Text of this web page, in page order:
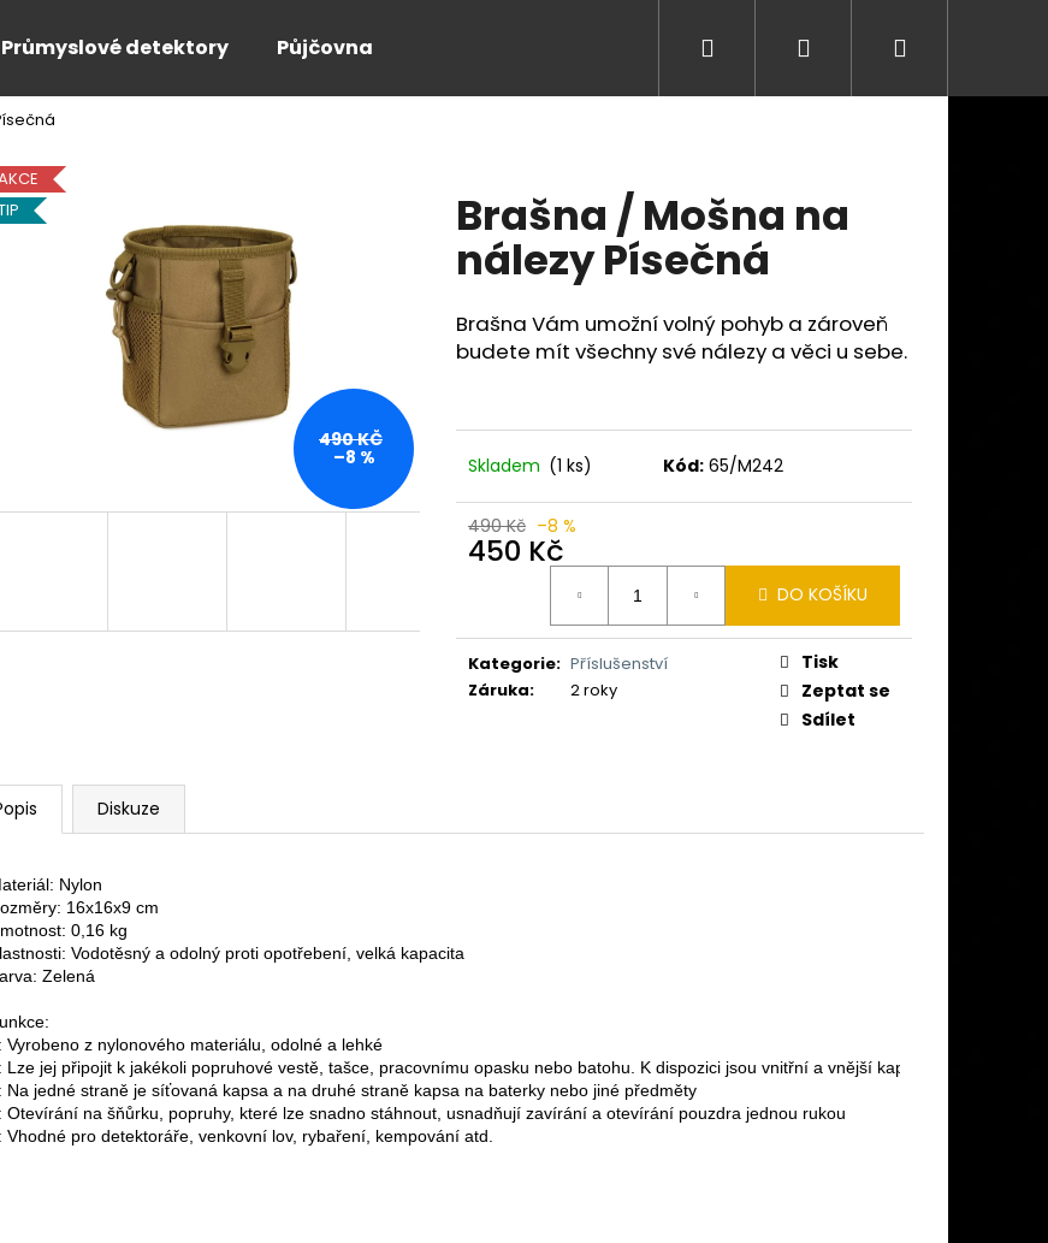
Průmyslové detektory Půjčovna Přihlášení
Brašna / Mošna na
nálezy Písečná
Brašna Vám umožní volný pohyb a zároveň
budete mít všechny své nálezy a věci u sebe.
Skladem (1 ks) Kód: 65/M242
490 Kč –8 %
450 Kč
DO KOŠÍKU
Kategorie: Příslušenství
Záruka: 2 roky
Tisk
Zeptat se
Sdílet
490 KČ
–8 %
Diskuze
Nylon
16x16x9 cm
0,16 kg
Vodotěsný a odolný proti opotřebení, velká kapacita
Zelená
Vyrobeno z nylonového materiálu, odolné a lehké
Lze jej připojit k jakékoli popruhové vestě, tašce, pracovnímu opasku nebo batohu. K dispozici jsou vnitřní a vnější kapsy.
Na jedné straně je síťovaná kapsa a na druhé straně kapsa na baterky nebo jiné předměty
Otevírání na šňůrku, popruhy, které lze snadno stáhnout, usnadňují zavírání a otevírání pouzdra jednou rukou
Vhodné pro detektoráře, venkovní lov, rybaření, kempování atd.
potřebujete najít?
Doporučujeme
22 490 Kč
DETEKTOR KOVŮ MINELAB MANTICORE
(3 SONDY V CENĚ)